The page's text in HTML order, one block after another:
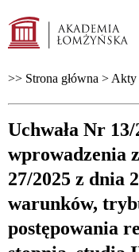
>> Strona główna > Akty
Uchwała Nr
wprowadzenia
27/2025 z dnia
warunków,
postępowania